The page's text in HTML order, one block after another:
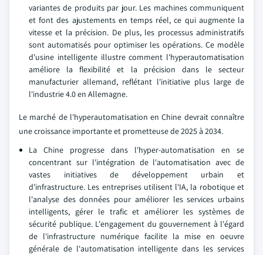
variantes de produits par jour. Les machines communiquent
et font des ajustements en temps réel, ce qui augmente la
vitesse et la précision. De plus, les processus administratifs
sont automatisés pour optimiser les opérations. Ce modèle
d'usine intelligente illustre comment l'hyperautomatisation
améliore la flexibilité et la précision dans le secteur
manufacturier allemand, reflétant l'initiative plus large de
l'industrie 4.0 en Allemagne.
Le marché de l'hyperautomatisation en Chine devrait connaître
une croissance importante et prometteuse de 2025 à 2034.
La Chine progresse dans l'hyper-automatisation en se
concentrant sur l'intégration de l'automatisation avec de
vastes initiatives de développement urbain et
d'infrastructure. Les entreprises utilisent l'IA, la robotique et
l'analyse des données pour améliorer les services urbains
intelligents, gérer le trafic et améliorer les systèmes de
sécurité publique. L'engagement du gouvernement à l'égard
de l'infrastructure numérique facilite la mise en oeuvre
générale de l'automatisation intelligente dans les services